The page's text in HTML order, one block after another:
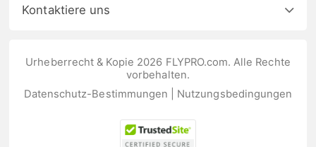
Kontaktiere uns
Urheberrecht & Kopie 2026 FLYPRO.com. Alle Rechte
vorbehalten.
Datenschutz-Bestimmungen
Nutzungsbedingungen